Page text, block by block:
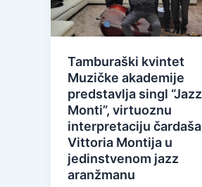
Tamburaški kvintet
Muzičke akademije
predstavlja singl “Jazz
Monti”, virtuoznu
interpretaciju čardaša
Vittoria Montija u
jedinstvenom jazz
aranžmanu